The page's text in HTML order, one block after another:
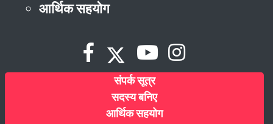
आर्थिक सहयोग
संपर्क सूत्र
सदस्य बनिए
आर्थिक सहयोग